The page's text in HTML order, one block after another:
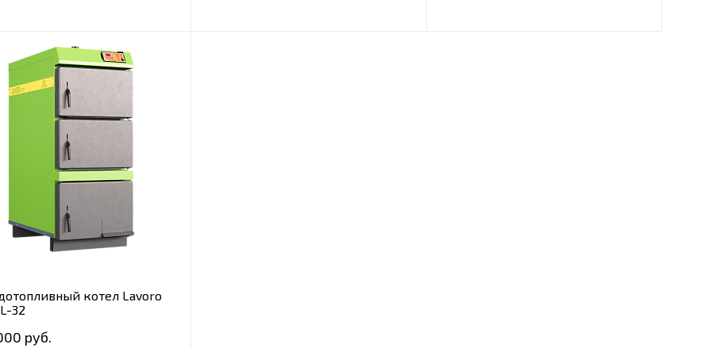
котел Lavoro
32
руб.